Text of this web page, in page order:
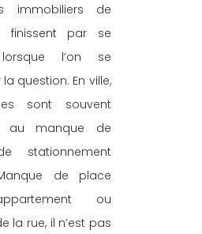
immobiliers de
finissent par se
l’on se
question. En ville,
sont souvent
au manque de
stationnement
de place
ou
la rue, il n’est pas